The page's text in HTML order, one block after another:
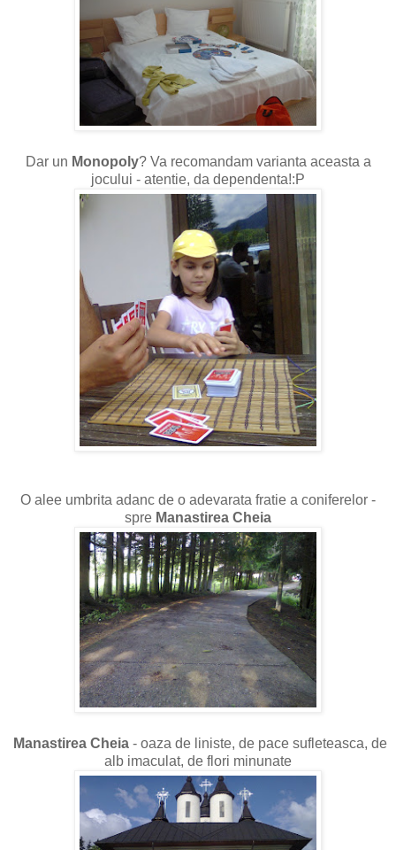
Dar un Monopoly? Va recomandam varianta aceasta a
jocului - atentie, da dependenta!:P
O alee umbrita adanc de o adevarata fratie a coniferelor -
spre Manastirea Cheia
Manastirea Cheia - oaza de liniste, de pace sufleteasca, de
alb imaculat, de flori minunate